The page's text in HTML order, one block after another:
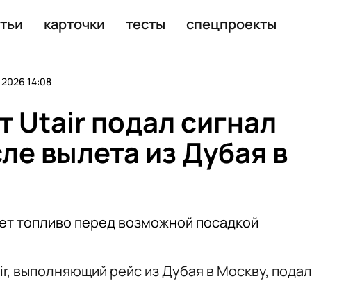
карточки тесты спецпроекты
14:08
Utair подал сигнал
вылета из Дубая в
топливо перед возможной посадкой
выполняющий рейс из Дубая в Москву, подал